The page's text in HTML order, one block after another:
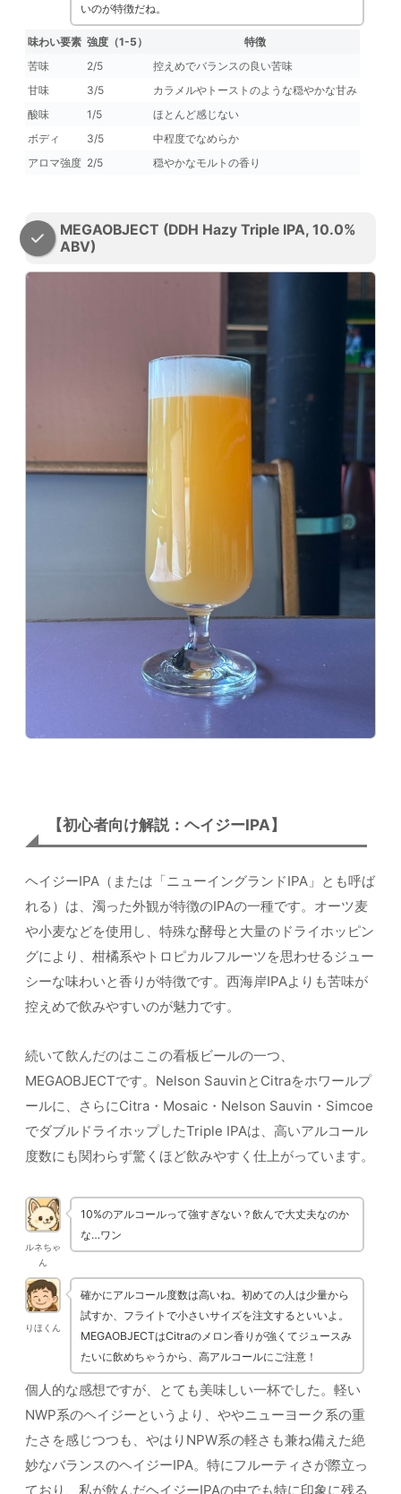
いのが特徴だね。
味わい要素 強度（1-5）
特徴
苦味
2/5
控えめでバランスの良い苦味
甘味
3/5
カラメルやトーストのような穏やかな甘み
酸味
1/5
ほとんど感じない
ボディ
3/5
中程度でなめらか
アロマ強度 2/5 穏やかなモルトの香り
MEGAOBJECT (DDH Hazy Triple IPA, 10.0%
ABV)
【初心者向け解説：ヘイジーIPA】
ヘイジーIPA（または「ニューイングランドIPA」とも呼ば
れる）は、濁った外観が特徴のIPAの一種です。オーツ麦
や小麦などを使用し、特殊な酵母と大量のドライホッピン
グにより、柑橘系やトロピカルフルーツを思わせるジュー
シーな味わいと香りが特徴です。西海岸IPAよりも苦味が
控えめで飲みやすいのが魅力です。
続いて飲んだのはここの看板ビールの一つ、
MEGAOBJECTです。Nelson SauvinとCitraをホワールプ
ールに、さらにCitra・Mosaic・Nelson Sauvin・Simcoe
でダブルドライホップしたTriple IPAは、高いアルコール
度数にも関わらず驚くほど飲みやすく仕上がっています。
ルネちゃ
ん
10%のアルコールって強すぎない？飲んで大丈夫なのか
な…ワン
りほくん
確かにアルコール度数は高いね。初めての人は少量から
試すか、フライトで小さいサイズを注文するといいよ。
MEGAOBJECTはCitraのメロン香りが強くてジュースみ
たいに飲めちゃうから、高アルコールにご注意！
個人的な感想ですが、とても美味しい一杯でした。軽い
NWP系のヘイジーというより、ややニューヨーク系の重
たさを感じつつも、やはりNPW系の軽さも兼ね備えた絶
妙なバランスのヘイジーIPA。特にフルーティさが際立っ
ており、私が飲んだヘイジーIPAの中でも特に印象に残る